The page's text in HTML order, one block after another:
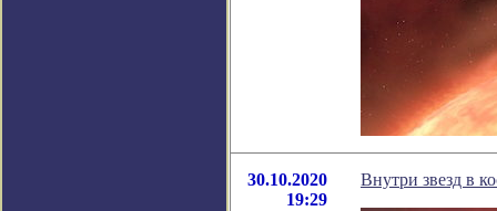
30.10.2020
19:29
Внутри звезд в